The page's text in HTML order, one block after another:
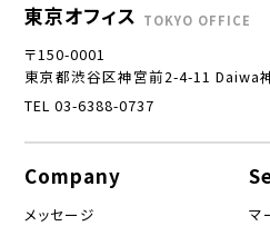
東京オフィス TOKYO OFFICE
〒150-0001
東京都渋谷区神宮前2-4-11 Daiwa
TEL 03-6388-0737
Company
メッセージ
マ